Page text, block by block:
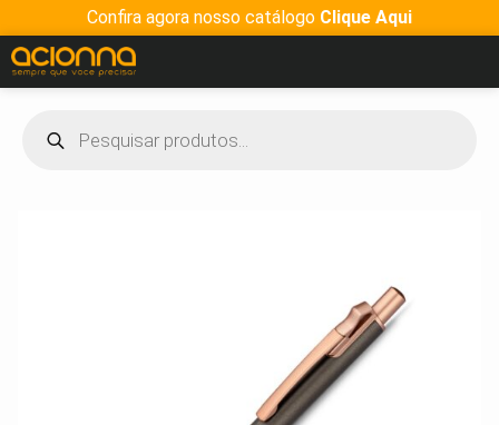
Confira agora nosso catálogo Clique Aqui